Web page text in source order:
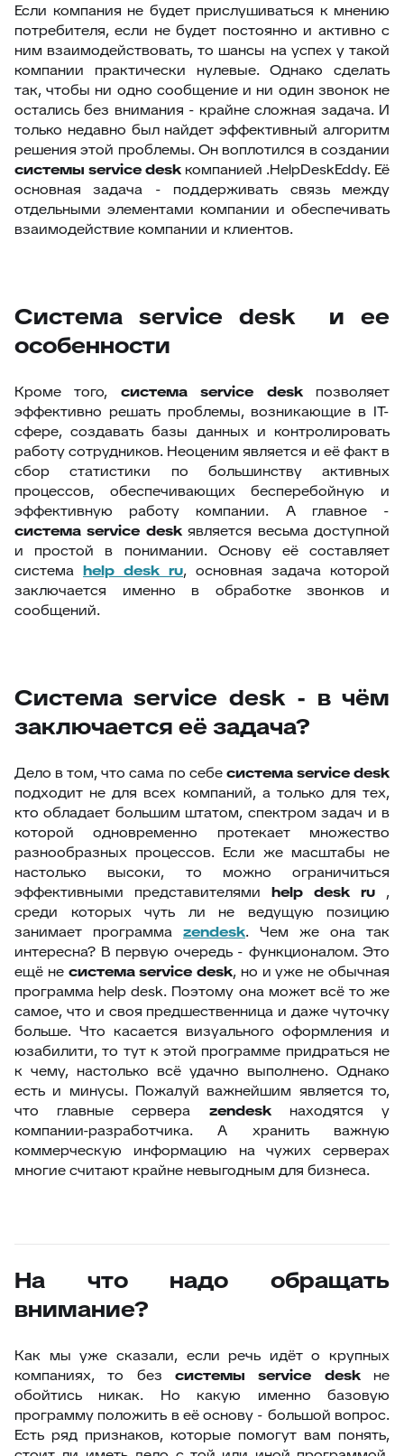
Если компания не будет прислушиваться к мнению
потребителя, если не будет постоянно и активно с
ним взаимодействовать, то шансы на успех у такой
компании практически нулевые. Однако сделать
так, чтобы ни одно сообщение и ни один звонок не
остались без внимания - крайне сложная задача. И
только недавно был найдет эффективный алгоритм
решения этой проблемы. Он воплотился в создании
системы service desk компанией .HelpDeskEddy. Её
основная задача - поддерживать связь между
отдельными элементами компании и обеспечивать
взаимодействие компании и клиентов.
Система service desk и ее
особенности
Кроме того, система service deskпозволяет
эффективно решать проблемы, возникающие в IT-
сфере, создавать базы данных и контролировать
работу сотрудников. Неоценим является и её факт в
сбор статистики по большинству активных
процессов, обеспечивающих бесперебойную и
эффективную работу компании. А главное -
система service deskявляется весьма доступной
и простой в понимании. Основу её составляет
система help desk ru, основная задача которой
заключается именно в обработке звонков и
сообщений.
Система service desk - в чём
заключается её задача?
Дело в том, что сама по себесистема service desk
подходит не для всех компаний, а только для тех,
кто обладает большим штатом, спектром задач и в
которой одновременно протекает множество
разнообразных процессов. Если же масштабы не
настолько высоки, то можно ограничиться
эффективными представителями help desk ru ,
среди которых чуть ли не ведущую позицию
занимает программа zendesk. Чем же она так
интересна? В первую очередь - функционалом. Это
ещё не система service desk, но и уже не обычная
программа help desk. Поэтому она может всё то же
самое, что и своя предшественница и даже чуточку
больше. Что касается визуального оформления и
юзабилити, то тут к этой программе придраться не
к чему, настолько всё удачно выполнено. Однако
есть и минусы. Пожалуй важнейшим является то,
что главные сервера zendeskнаходятся у
компании-разработчика. А хранить важную
коммерческую информацию на чужих серверах
многие считают крайне невыгодным для бизнеса.
На что надо обращать
внимание?
Как мы уже сказали, если речь идёт о крупных
компаниях, то без системы service deskне
обойтись никак. Но какую именно базовую
программу положить в её основу - большой вопрос.
Есть ряд признаков, которые помогут вам понять,